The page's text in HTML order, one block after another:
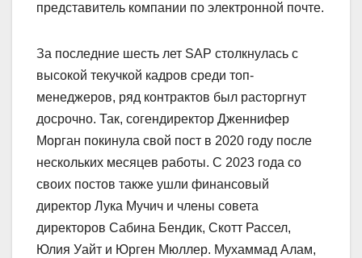
представитель компании по электронной почте.
За последние шесть лет SAP столкнулась с
высокой текучкой кадров среди топ-
менеджеров, ряд контрактов был расторгнут
досрочно. Так, согендиректор Дженнифер
Морган покинула свой пост в 2020 году после
нескольких месяцев работы. С 2023 года со
своих постов также ушли финансовый
директор Лука Мучич и члены совета
директоров Сабина Бендик, Скотт Рассел,
Юлия Уайт и Юрген Мюллер. Мухаммад Алам,